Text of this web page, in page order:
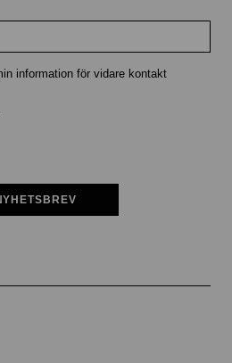
information för vidare kontakt